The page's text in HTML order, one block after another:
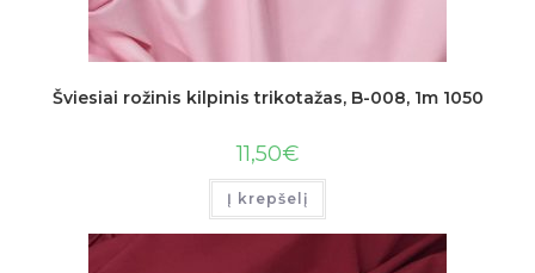
Šviesiai rožinis kilpinis trikotažas, B-008, 1m 1050
11,50€
Į krepšelį